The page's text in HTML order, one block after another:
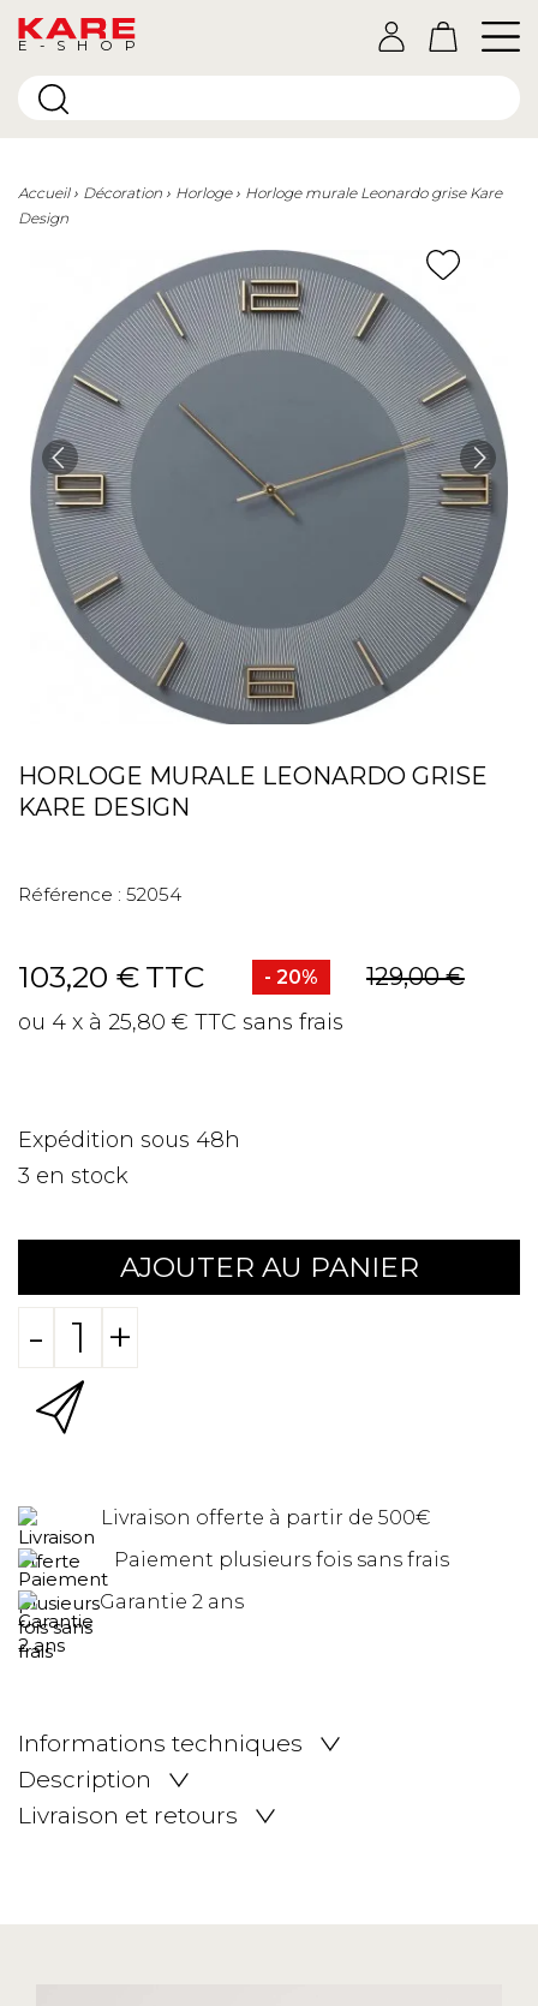
E-SHOP
Accueil Décoration Horloge
Horloge murale Leonardo grise Kare
Design
HORLOGE MURALE LEONARDO GRISE
KARE DESIGN
Référence : 52054
103,20 € TTC - 20% 129,00 €
ou 4 x à 25,80 € TTC sans frais
Expédition sous 48h
3 en stock
AJOUTER AU PANIER
- +
Livraison offerte à partir de 500€
Paiement plusieurs fois sans frais
Garantie 2 ans
Informations techniques
Description
Livraison et retours